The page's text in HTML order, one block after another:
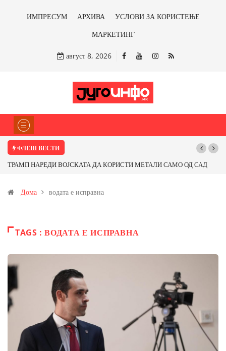
ИМПРЕСУМ АРХИВА
УСЛОВИ ЗА КОРИСТЕЊЕ
МАРКЕТИНГ
август 8, 2026
ФЛЕШ ВЕСТИ
ТРАМП НАРЕДИ ВОЈСКАТА ДА КОРИСТИ МЕТАЛИ САМО ОД САД
Иловица и со антимонот?
Дома водата е исправна
TAGS : ВОДАТА Е ИСПРАВНА